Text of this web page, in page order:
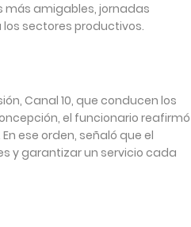
amigables, jornadas
sectores productivos.
Canal 10, que conducen los
el funcionario reafirmó
ese orden, señaló que el
y garantizar un servicio cada